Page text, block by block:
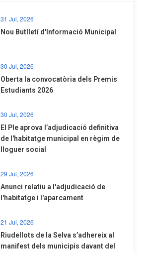
31 Jul, 2026
Nou Butlletí d'Informació Municipal
30 Jul, 2026
Oberta la convocatòria dels Premis
Estudiants 2026
30 Jul, 2026
El Ple aprova l’adjudicació definitiva
de l'habitatge municipal en règim de
lloguer social
29 Jul, 2026
Anunci relatiu a l'adjudicació de
l'habitatge i l'aparcament
21 Jul, 2026
Riudellots de la Selva s’adhereix al
manifest dels municipis davant del